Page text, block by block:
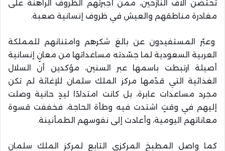
تحتضن آلاف النازحين، ممن أجبرتهم الظروف الراهنة على
مغادرة مناطقهم والعيش في ظروف إنسانية صعبة.
وعبّر المستفيدون عن بالغ شكرهم وامتنانهم للمملكة
العربية السعودية لما جسّدته مساعداتها من معانٍ إنسانية
أصيلة ارتبطت باسمها عبر السنين، مؤكدين أن السلال
الغذائية التي قدّمها مركز الملك سلمان للإغاثة لم تكن
مجرد مساعدات عابرة، بل كانت امتدادًا ليدٍ حانية وصلت
إليهم في وقتٍ اشتدت فيه وطأة الحاجة، فخففت قسوة
معاناتهم اليومية، وأعادت إلى نفوسهم الطمأنينة.
كما واصل المطبخ المركزي التابع لمركز الملك سلمان